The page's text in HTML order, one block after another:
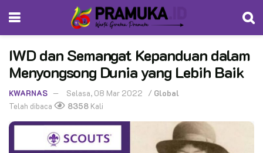
IWD dan Semangat Kepanduan dalam
Menyongsong Dunia yang Lebih Baik
KWARNAS Selasa, 08 Mar 2022 / Global
Telah dibaca
8358 Kali